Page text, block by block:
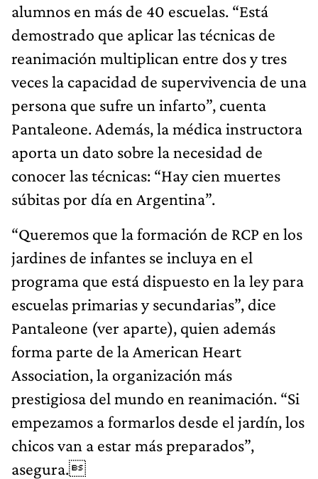
alumnos en más de 40 escuelas. “Está
demostrado que aplicar las técnicas de
reanimación multiplican entre dos y tres
veces la capacidad de supervivencia de una
persona que sufre un infarto”, cuenta
Pantaleone. Además, la médica instructora
aporta un dato sobre la necesidad de
conocer las técnicas: “Hay cien muertes
súbitas por día en Argentina”.
“Queremos que la formación de RCP en los
jardines de infantes se incluya en el
programa que está dispuesto en la ley para
escuelas primarias y secundarias”, dice
Pantaleone (ver aparte), quien además
forma parte de la American Heart
Association, la organización más
prestigiosa del mundo en reanimación. “Si
empezamos a formarlos desde el jardín, los
chicos van a estar más preparados”,
asegura.